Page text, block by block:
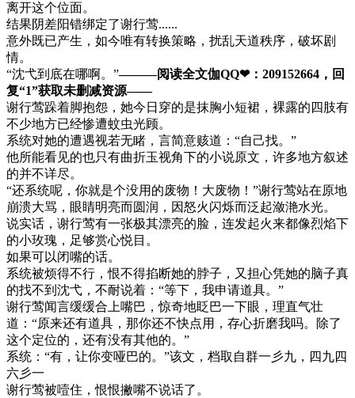
离开这个位面。
结果阴差阳错绑定了谢行莺......
意外既已产生，如今唯有转换策略，扰乱天道秩序，破坏剧
情。
“沈弋到底在哪啊。”———阅读全文伽QQ❤：209152664，回
复“1”获取未删减资源—​​​​—
谢行莺跺着脚抱怨，她今日穿的是抹胸小短裙，裸露的四肢有
不少地方已经惨遭蚊虫光顾。
系统对她的遭遇视若无睹，言简意赅道：“自己找。”
他所能看见的也只有曲折玉视角下的小说原文，许多地方叙述
的并不详尽。
“还系统呢，你就是个没用的废物！大废物！”谢行莺站在原地
崩溃大骂，眼睛明亮而圆润，因怒火闪烁而泛起潋滟水光。
说实话，谢行莺有一张极其漂亮的脸，连发起火来都像烈焰下
的小玫瑰，足够赏心悦目。
如果可以闭嘴的话。
系统被烦得不行，恨不得掐断她的脖子，又担心凭她的脑子真
的找不到沈弋，不耐说着：“等下，我申请道具。”
谢行莺闻言缓缓合上嘴巴，惊奇地眨巴一下眼，理直气壮
道：“原来还有道具，那你还不快点用，存心折磨我吗。除了
这个定位的，还有没有其他的。”
系统：“有，让你变哑巴的。”该文，档取自群一彡九，四九四
六彡一
谢行莺被噎住，恨恨撇嘴不说话了。